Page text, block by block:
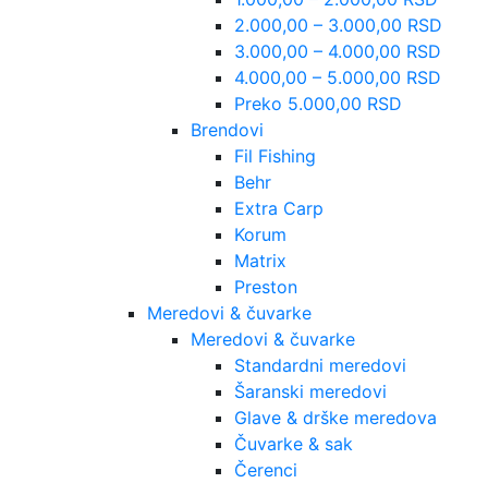
2.000,00 – 3.000,00 RSD
3.000,00 – 4.000,00 RSD
4.000,00 – 5.000,00 RSD
Preko 5.000,00 RSD
Brendovi
Fil Fishing
Behr
Extra Carp
Korum
Matrix
Preston
Meredovi & čuvarke
Meredovi & čuvarke
Standardni meredovi
Šaranski meredovi
Glave & drške meredova
Čuvarke & sak
Čerenci